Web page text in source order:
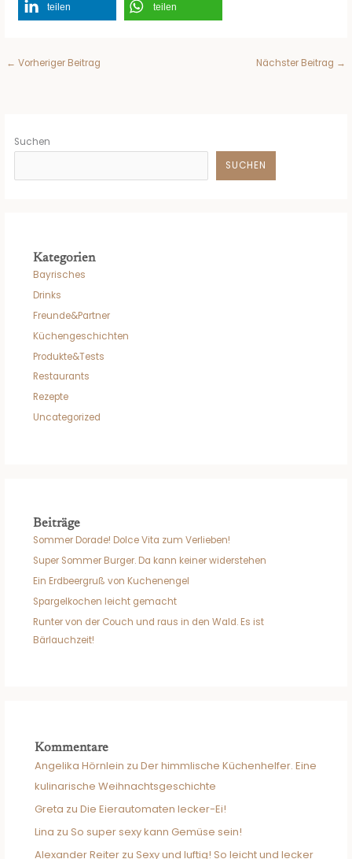
teilen teilen
← Vorheriger Beitrag Nächster Beitrag →
Suchen
SUCHEN
Kategorien
Bayrisches
Drinks
Freunde&Partner
Küchengeschichten
Produkte&Tests
Restaurants
Rezepte
Uncategorized
Beiträge
Sommer Dorade! Dolce Vita zum Verlieben!
Super Sommer Burger. Da kann keiner widerstehen
Ein Erdbeergruß von Kuchenengel
Spargelkochen leicht gemacht
Runter von der Couch und raus in den Wald. Es ist
Bärlauchzeit!
Kommentare
Angelika Hörnlein zuDer himmlische Küchenhelfer. Eine
kulinarische Weihnachtsgeschichte
Greta zuDie Eierautomaten lecker-Ei!
Lina zu So super sexy kann Gemüse sein!
Alexander Reiter zu Sexy und luftig! So leicht und lecker